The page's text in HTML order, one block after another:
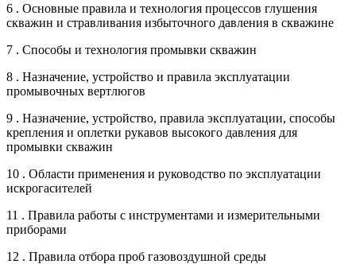
6 . Основные правила и технология процессов глушения
скважин и стравливания избыточного давления в скважине
7 . Способы и технология промывки скважин
8 . Назначение, устройство и правила эксплуатации
промывочных вертлюгов
9 . Назначение, устройство, правила эксплуатации, способы
крепления и оплетки рукавов высокого давления для
промывки скважин
10 . Области применения и руководство по эксплуатации
искрогасителей
11 . Правила работы с инструментами и измерительными
приборами
12 . Правила отбора проб газовоздушной среды